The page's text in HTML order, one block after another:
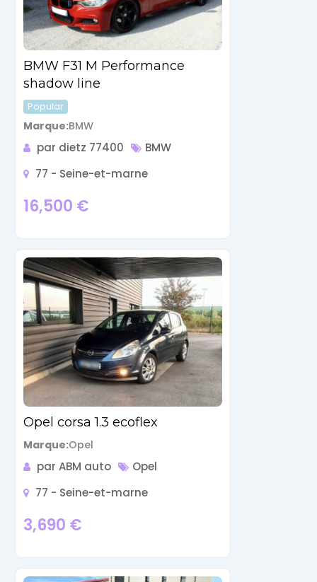
BMW F31 M Performance
shadow line
Popular
Marque BMW
par dietz 77400
BMW
77 - Seine-et-marne
16,500 €
Opel corsa 1.3 ecoflex
Marque Opel
par ABM auto
Opel
77 - Seine-et-marne
3,690 €